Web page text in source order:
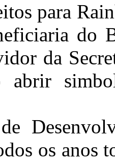
para
da
os anos